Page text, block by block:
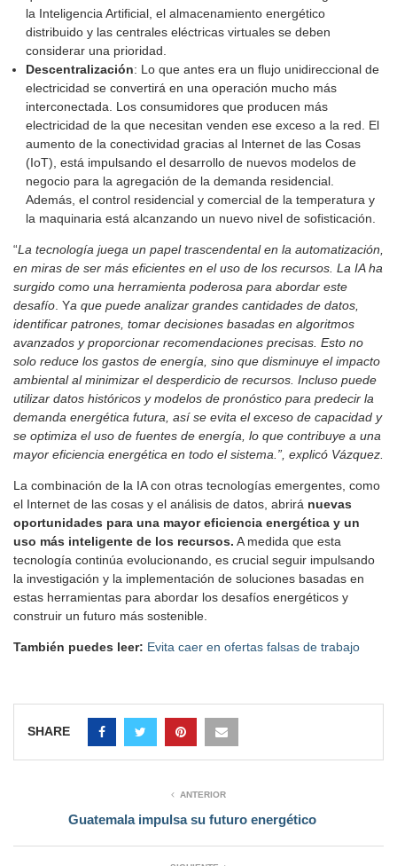
la Inteligencia Artificial, el almacenamiento energético
distribuido y las centrales eléctricas virtuales se deben
considerar una prioridad.
Descentralización: Lo que antes era un flujo unidireccional de
electricidad se convertirá en una operación mucho más
interconectada. Los consumidores que producen más
electricidad de la que necesitan venden ese exceso a la red. El
aumento de la conectividad gracias al Internet de las Cosas
(IoT), está impulsando el desarrollo de nuevos modelos de
negocio para la agregación de la demanda residencial.
Además, el control residencial y comercial de la temperatura y
la maquinaria está alcanzando un nuevo nivel de sofisticación.
“La tecnología juega un papel trascendental en la automatización,
en miras de ser más eficientes en el uso de los recursos. La IA ha
surgido como una herramienta poderosa para abordar este
desafío . Ya que puede analizar grandes cantidades de datos,
identificar patrones, tomar decisiones basadas en algoritmos
avanzados y proporcionar recomendaciones precisas. Esto no
solo reduce los gastos de energía, sino que disminuye el impacto
ambiental al minimizar el desperdicio de recursos. Incluso puede
utilizar datos históricos y modelos de pronóstico para predecir la
demanda energética futura, así se evita el exceso de capacidad y
se optimiza el uso de fuentes de energía, lo que contribuye a una
mayor eficiencia energética en todo el sistema.”, explicó Vázquez.
La combinación de la IA con otras tecnologías emergentes, como
el Internet de las cosas y el análisis de datos, abrirá nuevas
oportunidades para una mayor eficiencia energética y un
uso más inteligente de los recursos. A medida que esta
tecnología continúa evolucionando, es crucial seguir impulsando
la investigación y la implementación de soluciones basadas en
estas herramientas para abordar los desafíos energéticos y
construir un futuro más sostenible.
También puedes leer: Evita caer en ofertas falsas de trabajo
SHARE
ANTERIOR
Guatemala impulsa su futuro energético